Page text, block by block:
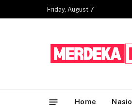
Friday, August 7
Home